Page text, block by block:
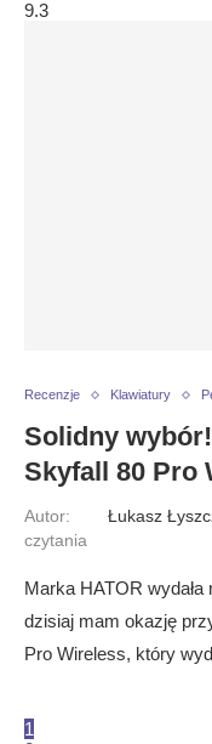
9.3
Recenzje Klawiatury
Solidny
Skyfall 80 Pro
Autor: Łukasz
czytania
Marka HATOR
dzisiaj mam okazję
Pro Wireless, który
1